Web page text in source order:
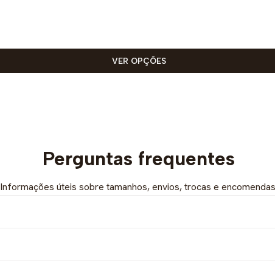
VER OPÇÕES
Perguntas frequentes
Informações úteis sobre tamanhos, envios, trocas e